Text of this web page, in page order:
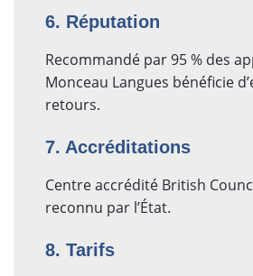
6. Réputation
Recommandé par 95 % des
Monceau Langues bénéficie
retours.
7. Accréditations
Centre accrédité British
reconnu par l’État.
8. Tarifs